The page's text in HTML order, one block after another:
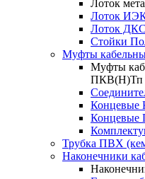
Лоток
Лоток
Лоток ДКС
Стойки
Муфты
Муфты
ПКВ(Н)Тп
Концевые
Трубка ПВХ
Наконечники